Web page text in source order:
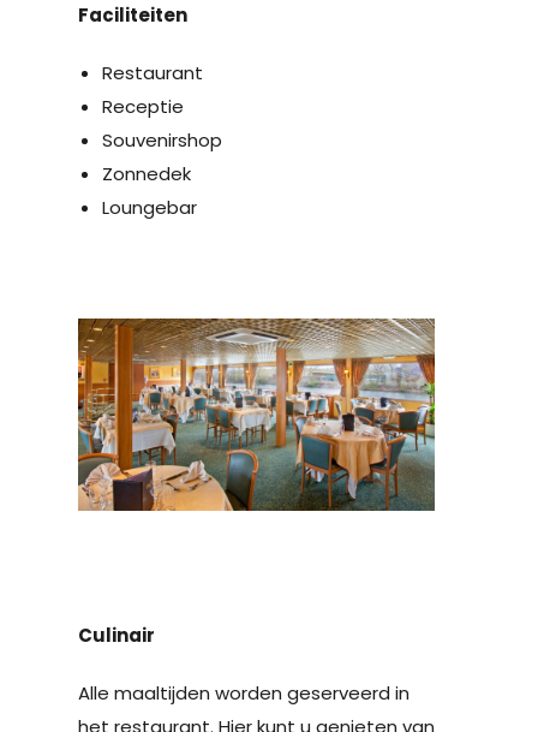
Faciliteiten
Restaurant
Receptie
Souvenirshop
Zonnedek
Loungebar
Culinair
Alle maaltijden worden geserveerd in
het restaurant. Hier kunt u genieten van